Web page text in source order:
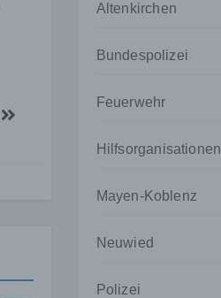
Altenkirchen
Bundespolizei
Feuerwehr
Hilfsorganisationen
Mayen-Koblenz
Neuwied
Polizei